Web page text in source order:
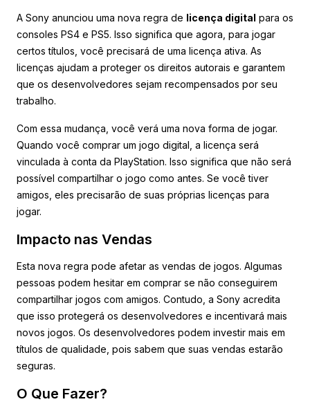
A Sony anunciou uma nova regra de licença digital para os
consoles PS4 e PS5. Isso significa que agora, para jogar
certos títulos, você precisará de uma licença ativa. As
licenças ajudam a proteger os direitos autorais e garantem
que os desenvolvedores sejam recompensados por seu
trabalho.
Com essa mudança, você verá uma nova forma de jogar.
Quando você comprar um jogo digital, a licença será
vinculada à conta da PlayStation. Isso significa que não será
possível compartilhar o jogo como antes. Se você tiver
amigos, eles precisarão de suas próprias licenças para
jogar.
Impacto nas Vendas
Esta nova regra pode afetar as vendas de jogos. Algumas
pessoas podem hesitar em comprar se não conseguirem
compartilhar jogos com amigos. Contudo, a Sony acredita
que isso protegerá os desenvolvedores e incentivará mais
novos jogos. Os desenvolvedores podem investir mais em
títulos de qualidade, pois sabem que suas vendas estarão
seguras.
O Que Fazer?